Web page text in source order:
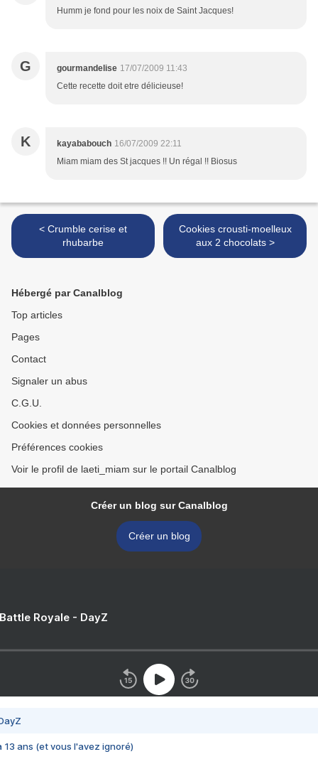
Humm je fond pour les noix de Saint Jacques!
G gourmandelise 17/07/2009 11:43
Cette recette doit etre délicieuse!
K kayababouch 16/07/2009 22:11
Miam miam des St jacques !! Un régal !! Biosus
< Crumble cerise et
rhubarbe
Cookies crousti-moelleux
aux 2 chocolats >
Hébergé par Canalblog
Top articles
Pages
Contact
Signaler un abus
C.G.U.
Cookies et données personnelles
Préférences cookies
Voir le profil de laeti_miam sur le portail Canalblog
Créer un blog sur Canalblog
Créer un blog
Royale - DayZ
13 ans (et vous l'avez ignoré)